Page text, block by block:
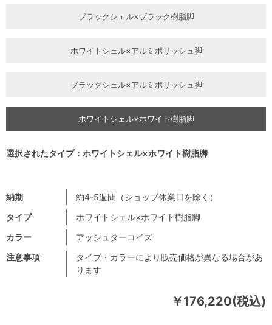
￥176,220(税込)
注意事項
タイプ・カラーにより販売価格が異なる場合があ
ります
納期
約4-5週間（ショップ休業日を除く）
タイプ
ホワイトシェル×ホワイト樹脂脚
カラー
アッシュターコイズ
ブラックシェル×ブラック樹脂脚
ホワイトシェル×アルミポリッシュ脚
ブラックシェル×アルミポリッシュ脚
ホワイトシェル×ホワイト樹脂脚
選択されたタイプ：ホワイトシェル×ホワイト樹脂脚